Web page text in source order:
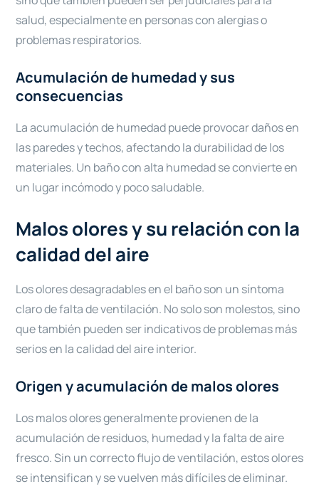
salud, especialmente en personas con alergias o
problemas respiratorios.
Acumulación de humedad y sus
consecuencias
La acumulación de humedad puede provocar daños en
las paredes y techos, afectando la durabilidad de los
materiales. Un baño con alta humedad se convierte en
un lugar incómodo y poco saludable.
Malos olores y su relación con la
calidad del aire
Los olores desagradables en el baño son un síntoma
claro de falta de ventilación. No solo son molestos, sino
que también pueden ser indicativos de problemas más
serios en la calidad del aire interior.
Origen y acumulación de malos olores
Los malos olores generalmente provienen de la
acumulación de residuos, humedad y la falta de aire
fresco. Sin un correcto flujo de ventilación, estos olores
se intensifican y se vuelven más difíciles de eliminar.